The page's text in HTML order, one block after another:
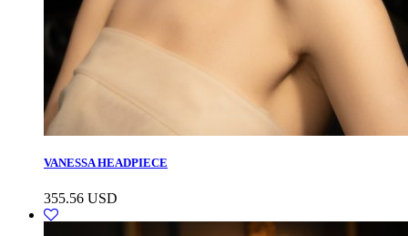
VANESSA HEADPIECE
355.56 USD